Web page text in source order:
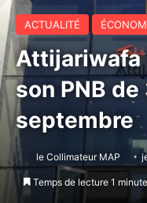
ACTUALITÉ
Attijariwafa
son PNB de
septembre
le Collimateur MAP
Temps de lecture 1 minute